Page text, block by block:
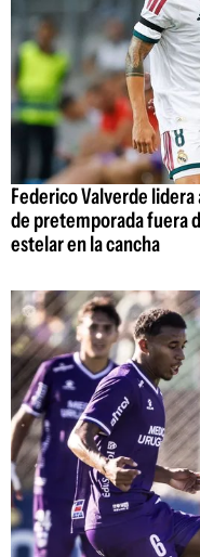
Federico Valverde lidera
de pretemporada fuera
estelar en la cancha